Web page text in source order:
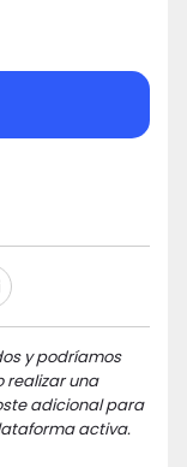
y podríamos
realizar una
adicional para
activa.